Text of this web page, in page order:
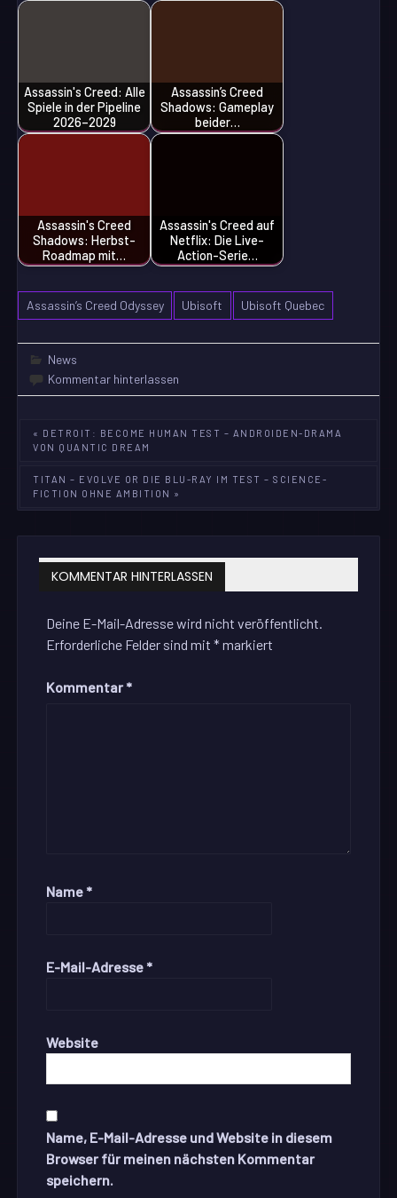
Assassin's Creed: Alle
Spiele in der Pipeline
2026–2029
Assassin’s Creed
Shadows: Gameplay
beider…
Assassin's Creed
Shadows: Herbst-
Roadmap mit…
Assassin's Creed auf
Netflix: Die Live-
Action-Serie…
Assassin’s Creed Odyssey Ubisoft Ubisoft Quebec
News
Kommentar hinterlassen
Beitragsnavigation
« DETROIT: BECOME HUMAN TEST – ANDROIDEN-DRAMA
VON QUANTIC DREAM
TITAN – EVOLVE OR DIE BLU-RAY IM TEST – SCIENCE-
FICTION OHNE AMBITION »
KOMMENTAR HINTERLASSEN
Deine E-Mail-Adresse wird nicht veröffentlicht.
Erforderliche Felder sind mit*markiert
Kommentar *
Name *
E-Mail-Adresse *
Website
Name, E-Mail-Adresse und Website in diesem
Browser für meinen nächsten Kommentar
speichern.